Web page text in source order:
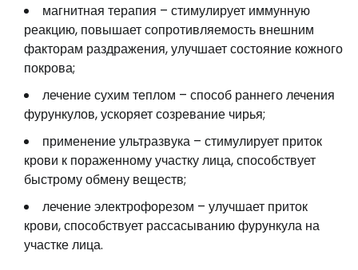
магнитная терапия – стимулирует иммунную
реакцию, повышает сопротивляемость внешним
факторам раздражения, улучшает состояние кожного
покрова;
лечение сухим теплом – способ раннего лечения
фурункулов, ускоряет созревание чирья;
применение ультразвука – стимулирует приток
крови к пораженному участку лица, способствует
быстрому обмену веществ;
лечение электрофорезом – улучшает приток
крови, способствует рассасыванию фурункула на
участке лица.